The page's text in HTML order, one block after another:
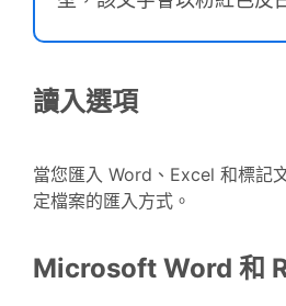
讀入選項
當您匯入 Word、Excel 和標記
定檔案的匯入方式。
Microsoft Word 和